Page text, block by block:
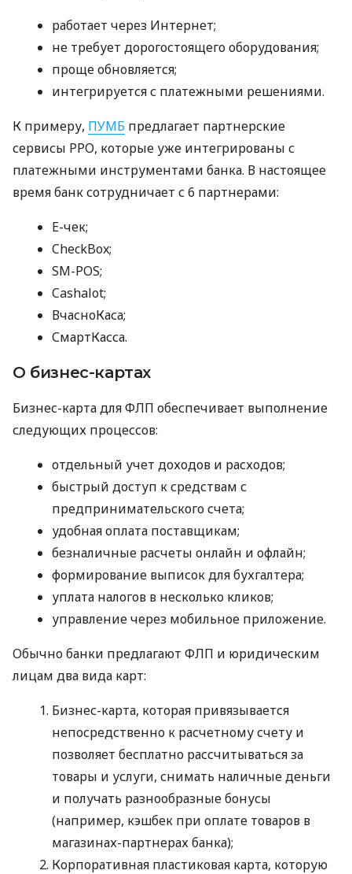
работает через Интернет;
не требует дорогостоящего оборудования;
проще обновляется;
интегрируется с платежными решениями.
К примеру, ПУМБ предлагает партнерские
сервисы РРО, которые уже интегрированы с
платежными инструментами банка. В настоящее
время банк сотрудничает с 6 партнерами:
E-чек;
CheckBox;
SM-POS;
Cashalot;
ВчасноКаса;
СмартКасса.
О бизнес-картах
Бизнес-карта для ФЛП обеспечивает выполнение
следующих процессов:
отдельный учет доходов и расходов;
быстрый доступ к средствам с
предпринимательского счета;
удобная оплата поставщикам;
безналичные расчеты онлайн и офлайн;
формирование выписок для бухгалтера;
уплата налогов в несколько кликов;
управление через мобильное приложение.
Обычно банки предлагают ФЛП и юридическим
лицам два вида карт:
Бизнес-карта, которая привязывается
непосредственно к расчетному счету и
позволяет бесплатно рассчитываться за
товары и услуги, снимать наличные деньги
и получать разнообразные бонусы
(например, кэшбек при оплате товаров в
магазинах-партнерах банка);
Корпоративная пластиковая карта, которую